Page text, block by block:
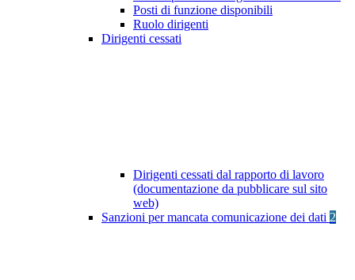
Posti di funzione disponibili
Ruolo dirigenti
Dirigenti cessati
Dirigenti cessati dal rapporto di lavoro
(documentazione da pubblicare sul sito
web)
Sanzioni per mancata comunicazione dei dati 2